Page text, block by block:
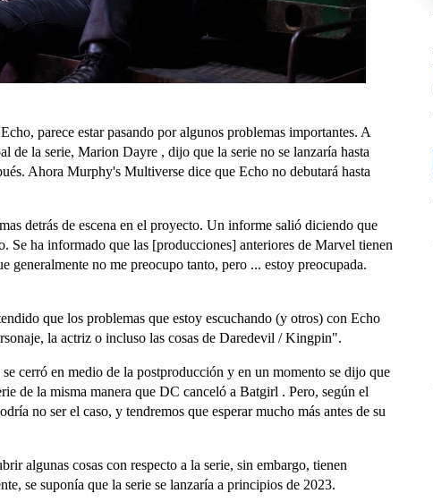
parece estar pasando por algunos problemas importantes. A
de la serie, Marion Dayre , dijo que la serie no se lanzaría hasta
Ahora Murphy's Multiverse dice que Echo no debutará hasta
detrás de escena en el proyecto. Un informe salió diciendo que
Se ha informado que las [producciones] anteriores de Marvel tienen
generalmente no me preocupo tanto, pero ... estoy preocupada.
que los problemas que estoy escuchando (y otros) con Echo
la actriz o incluso las cosas de Daredevil / Kingpin".
cerró en medio de la postproducción y en un momento se dijo que
de la misma manera que DC canceló a Batgirl . Pero, según el
no ser el caso, y tendremos que esperar mucho más antes de su
algunas cosas con respecto a la serie, sin embargo, tienen
se suponía que la serie se lanzaría a principios de 2023.